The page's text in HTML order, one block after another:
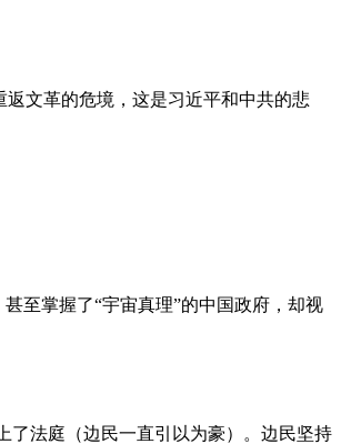
文革的危境，这是习近平和中共的悲
至掌握了“宇宙真理”的中国政府，却视
了法庭（边民一直引以为豪）。边民坚持